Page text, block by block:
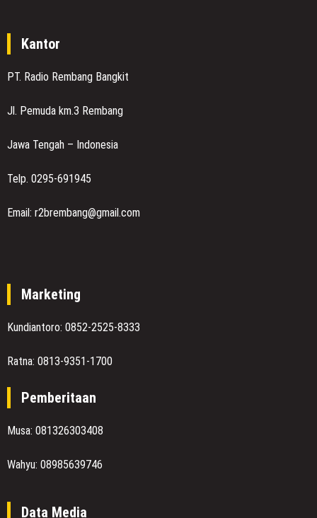
Kantor
PT. Radio Rembang Bangkit
Jl. Pemuda km.3 Rembang
Jawa Tengah – Indonesia
Telp. 0295-691945
Email: r2brembang@gmail.com
Marketing
Kundiantoro: 0852-2525-8333
Ratna: 0813-9351-1700
Pemberitaan
Musa: 081326303408
Wahyu: 08985639746
Data Media